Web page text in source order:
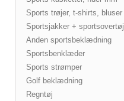
Sports trøjer, t-shirts, bluser
Sportsjakker + sportsovertøj
Anden sportsbeklædning
Sportsbenklæder
Sports strømper
Golf beklædning
Regntøj